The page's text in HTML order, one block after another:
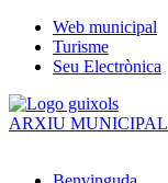
Web municipal
Turisme
Seu Electrònica
ARXIU MUNICIPAL